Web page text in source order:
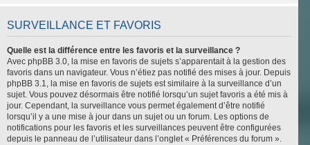
SURVEILLANCE ET FAVORIS
Quelle est la différence entre les favoris et la surveillance ?
Avec phpBB 3.0, la mise en favoris de sujets s’apparentait à la gestion des
favoris dans un navigateur. Vous n’étiez pas notifié des mises à jour. Depuis
phpBB 3.1, la mise en favoris de sujets est similaire à la surveillance d’un
sujet. Vous pouvez désormais être notifié lorsqu’un sujet favoris a été mis à
jour. Cependant, la surveillance vous permet également d’être notifié
lorsqu’il y a une mise à jour dans un sujet ou un forum. Les options de
notifications pour les favoris et les surveillances peuvent être configurées
depuis le panneau de l’utilisateur dans l’onglet « Préférences du forum ».